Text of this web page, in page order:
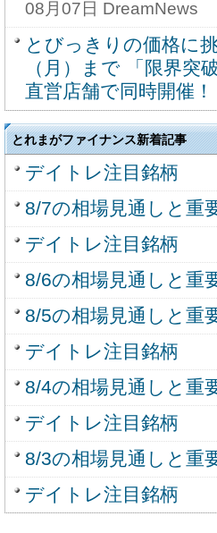
08月07日 DreamNews
とびっきりの価格に
（月）まで 「限界突
直営店舗で同時開催！
とれまがファイナンス新着記事
デイトレ注目銘柄
8/7の相場見通しと重
デイトレ注目銘柄
8/6の相場見通しと重
8/5の相場見通しと重
デイトレ注目銘柄
8/4の相場見通しと重
デイトレ注目銘柄
8/3の相場見通しと重
デイトレ注目銘柄